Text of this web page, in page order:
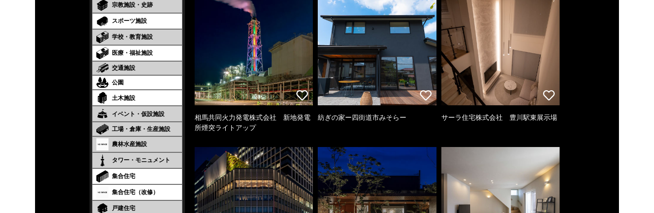
宗教施設・史跡
スポーツ施設
学校・教育施設
医療・福祉施設
交通施設
公園
土木施設
イベント・仮設施設
工場・倉庫・生産施設
農林水産施設
タワー・モニュメント
集合住宅
集合住宅（改修）
戸建住宅
相馬共同火力発電株式会社 新地発電
所煙突ライトアップ
紡ぎの家ー四街道市みそらー サーラ住宅株式会社 豊川駅東展示場